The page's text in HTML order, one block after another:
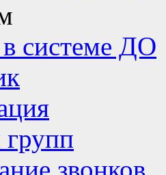
в системе ДО
групп